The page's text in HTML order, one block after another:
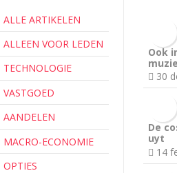
ALLE ARTIKELEN
ALLEEN VOOR LEDEN
TECHNOLOGIE
VASTGOED
AANDELEN
MACRO-ECONOMIE
OPTIES
Ook
30
De
uyt
14